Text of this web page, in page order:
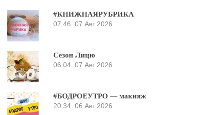
#КНИЖНАЯРУБРИКА
07:46 07 Авг 2026
Сезон Лицю
06:04 07 Авг 2026
#БОДРОЕУТРО — макияж
20:34 06 Авг 2026